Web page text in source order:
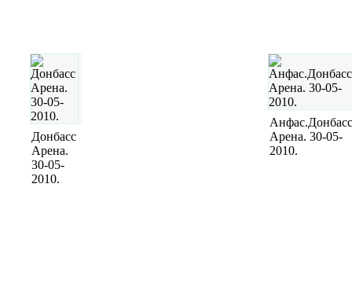
Донбасс
Арена.
30-05-
2010.
Анфас.Донбасс
Арена. 30-05-
2010.